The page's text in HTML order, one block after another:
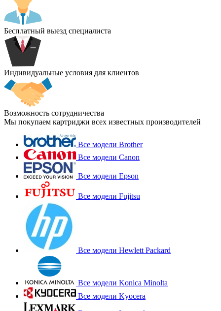
Бесплатный выезд специалиста
Индивидуальные условия для клиентов
Возможность сотрудничества
Мы покупаем картриджи всех известных производителей
Все модели Brother
Все модели Canon
Все модели Epson
Все модели Fujitsu
Все модели Hewlett Packard
Все модели Konica Minolta
Все модели Kyocera